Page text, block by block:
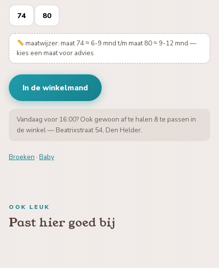
74 80
maatwijzer: maat 74 ≈ 6-9 mnd t/m maat 80 ≈ 9-12 mnd —
kies een maat voor advies
In de winkelmand
Vandaag voor 16:00? Ook gewoon af te halen & te passen in
de winkel — Beatrixstraat 54, Den Helder.
Broeken · Baby
OOK LEUK
Past hier goed bij